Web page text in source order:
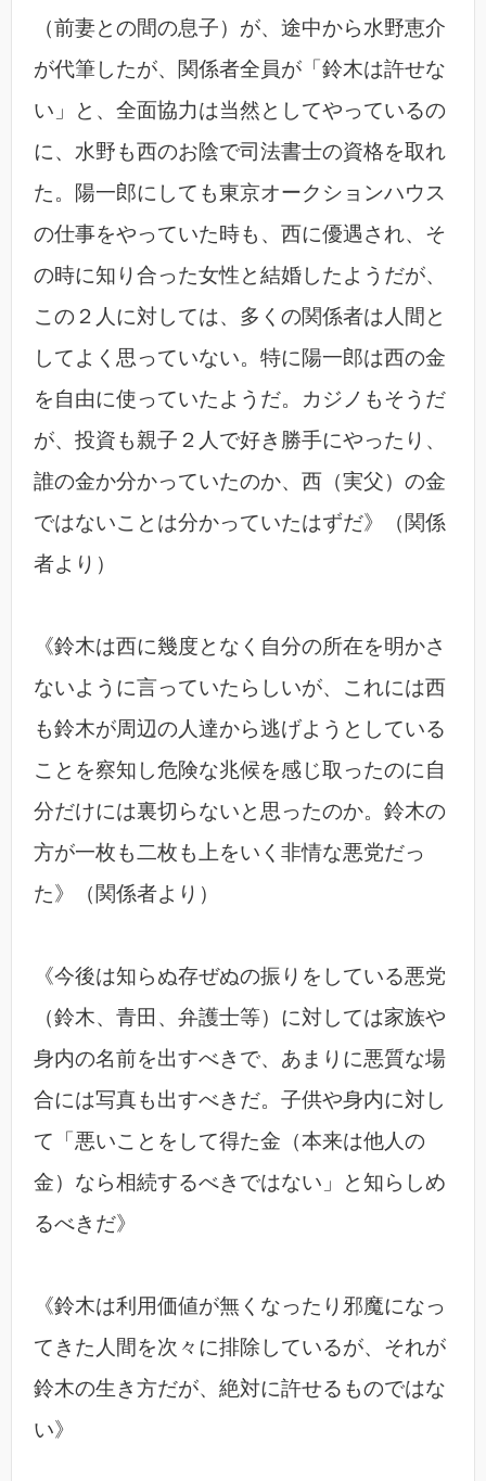
（前妻との間の息子）が、途中から水野恵介
が代筆したが、関係者全員が「鈴木は許せな
い」と、全面協力は当然としてやっているの
に、水野も西のお陰で司法書士の資格を取れ
た。陽一郎にしても東京オークションハウス
の仕事をやっていた時も、西に優遇され、そ
の時に知り合った女性と結婚したようだが、
この２人に対しては、多くの関係者は人間と
してよく思っていない。特に陽一郎は西の金
を自由に使っていたようだ。カジノもそうだ
が、投資も親子２人で好き勝手にやったり、
誰の金か分かっていたのか、西（実父）の金
ではないことは分かっていたはずだ》（関係
者より）
《鈴木は西に幾度となく自分の所在を明かさ
ないように言っていたらしいが、これには西
も鈴木が周辺の人達から逃げようとしている
ことを察知し危険な兆候を感じ取ったのに自
分だけには裏切らないと思ったのか。鈴木の
方が一枚も二枚も上をいく非情な悪党だっ
た》（関係者より）
《今後は知らぬ存ぜぬの振りをしている悪党
（鈴木、青田、弁護士等）に対しては家族や
身内の名前を出すべきで、あまりに悪質な場
合には写真も出すべきだ。子供や身内に対し
て「悪いことをして得た金（本来は他人の
金）なら相続するべきではない」と知らしめ
るべきだ》
《鈴木は利用価値が無くなったり邪魔になっ
てきた人間を次々に排除しているが、それが
鈴木の生き方だが、絶対に許せるものではな
い》